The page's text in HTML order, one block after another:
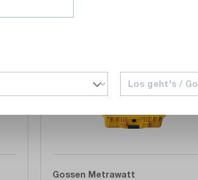
Gossen Metrawatt
Los geht's / Go